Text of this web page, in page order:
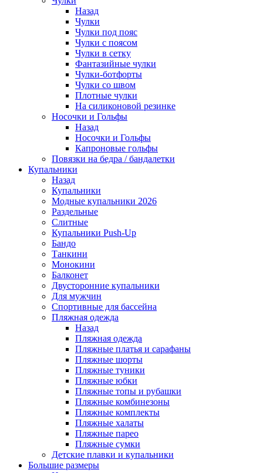
Назад
Чулки
Чулки под пояс
Чулки с поясом
Чулки в сетку
Фантазийные чулки
Чулки-ботфорты
Чулки со швом
Плотные чулки
На силиконовой резинке
Носочки и Гольфы
Назад
Носочки и Гольфы
Капроновые гольфы
Повязки на бедра / бандалетки
Купальники
Назад
Купальники
Модные купальники 2026
Раздельные
Слитные
Купальники Push-Up
Бандо
Танкини
Монокини
Балконет
Двусторонние купальники
Для мужчин
Спортивные для бассейна
Пляжная одежда
Назад
Пляжная одежда
Пляжные платья и сарафаны
Пляжные шорты
Пляжные туники
Пляжные юбки
Пляжные топы и рубашки
Пляжные комбинезоны
Пляжные комплекты
Пляжные халаты
Пляжные парео
Пляжные сумки
Детские плавки и купальники
Большие размеры